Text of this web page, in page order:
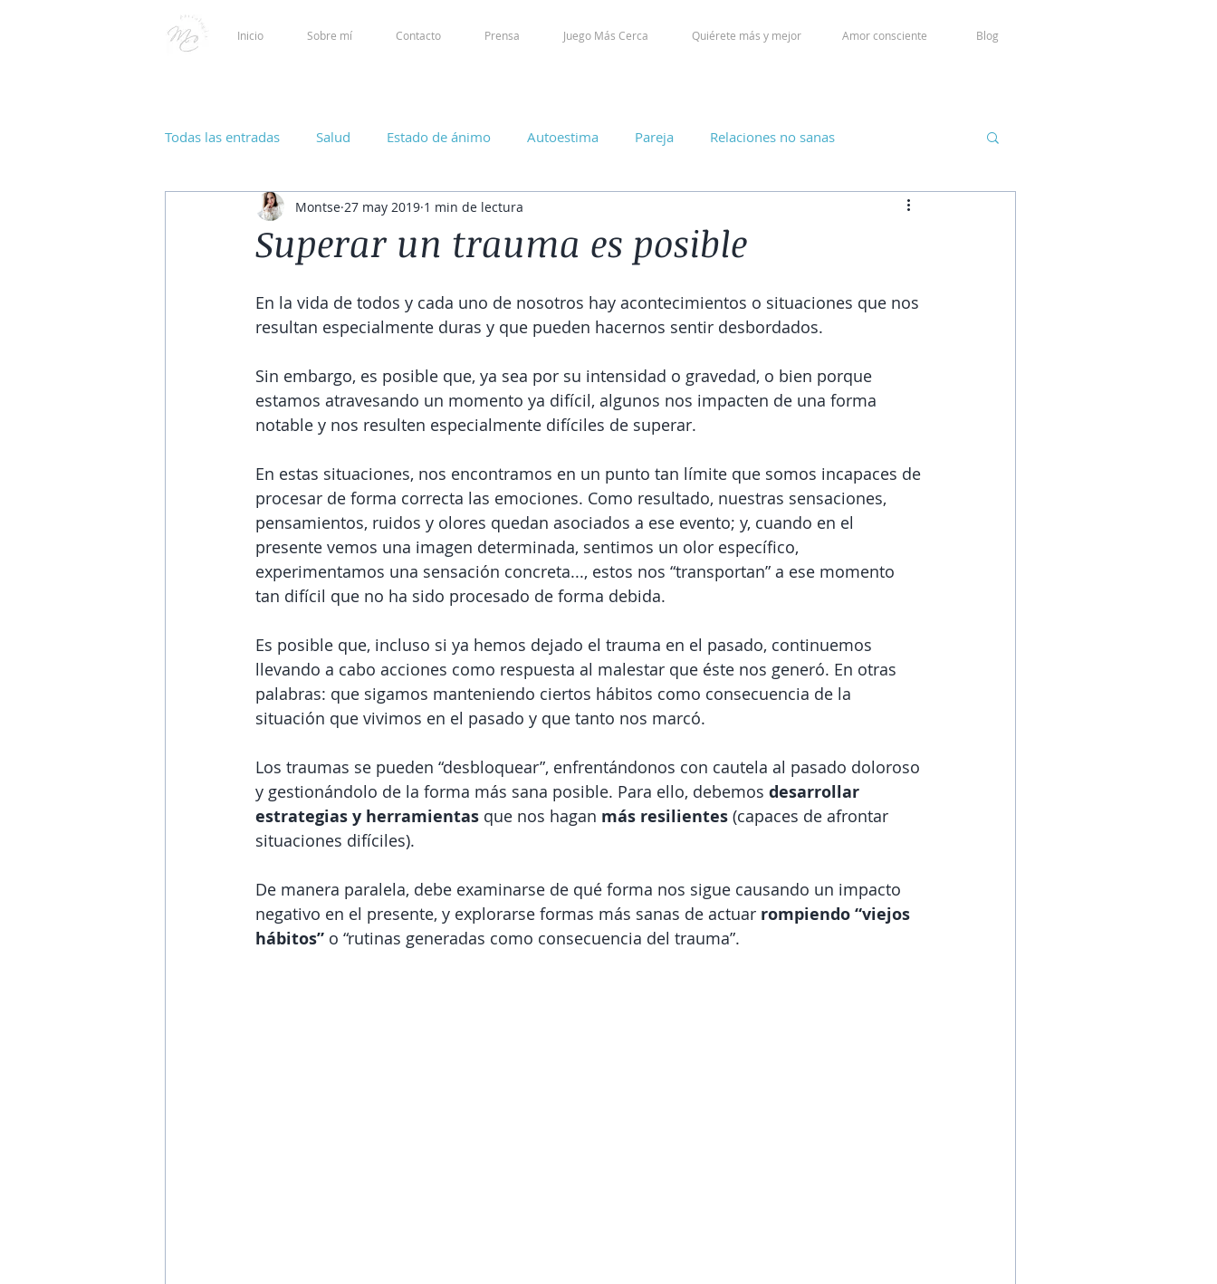
Inicio Sobre mí Contacto Prensa Juego Más Cerca Quiérete más y mejor Amor consciente Blog
Todas las entradas Salud Estado de ánimo Autoestima Pareja Relaciones no sanas
Superar un trauma es posible
Montse 27 may 2019 1 min de lectura
En la vida de todos y cada uno de nosotros hay acontecimientos o situaciones que nos
resultan especialmente duras y que pueden hacernos sentir desbordados.
Sin embargo, es posible que, ya sea por su intensidad o gravedad, o bien porque
estamos atravesando un momento ya difícil, algunos nos impacten de una forma
notable y nos resulten especialmente difíciles de superar.
En estas situaciones, nos encontramos en un punto tan límite que somos incapaces de
procesar de forma correcta las emociones. Como resultado, nuestras sensaciones,
pensamientos, ruidos y olores quedan asociados a ese evento; y, cuando en el
presente vemos una imagen determinada, sentimos un olor específico,
experimentamos una sensación concreta..., estos nos “transportan” a ese momento
tan difícil que no ha sido procesado de forma debida.
Es posible que, incluso si ya hemos dejado el trauma en el pasado, continuemos
llevando a cabo acciones como respuesta al malestar que éste nos generó. En otras
palabras: que sigamos manteniendo ciertos hábitos como consecuencia de la
situación que vivimos en el pasado y que tanto nos marcó.
Los traumas se pueden “desbloquear”, enfrentándonos con cautela al pasado doloroso
y gestionándolo de la forma más sana posible. Para ello, debemos desarrollar
estrategias y herramientas que nos hagan más resilientes (capaces de afrontar
situaciones difíciles).
De manera paralela, debe examinarse de qué forma nos sigue causando un impacto
negativo en el presente, y explorarse formas más sanas de actuar rompiendo “viejos
hábitos” o “rutinas generadas como consecuencia del trauma”.